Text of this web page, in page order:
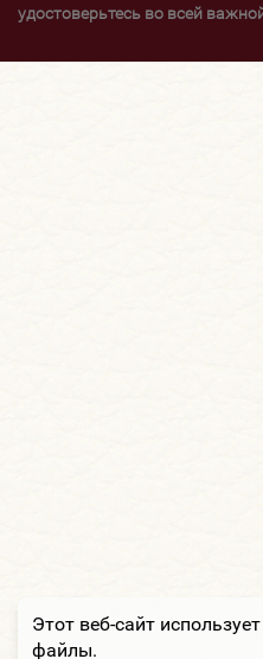
Этот веб-сайт
файлы.
удостоверьтесь во всей